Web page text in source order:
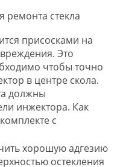
присосками на
Это
чтобы точно
в центре скола.
должны
инжектора. Как
с
хорошую адгезию
остекления